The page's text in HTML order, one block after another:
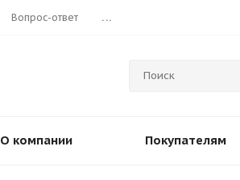
Вопрос-ответ ...
О компании Покупателям